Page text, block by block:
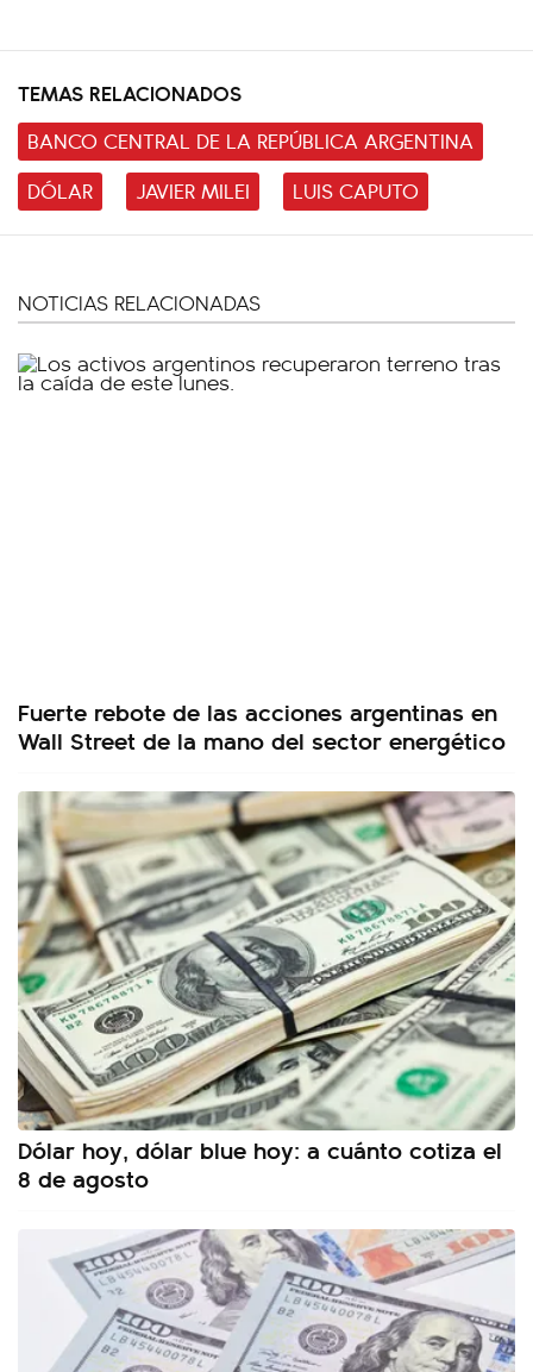
TEMAS RELACIONADOS
BANCO CENTRAL DE LA REPÚBLICA ARGENTINA
DÓLAR
JAVIER MILEI LUIS CAPUTO
NOTICIAS RELACIONADAS
Fuerte rebote de las acciones argentinas en
Wall Street de la mano del sector energético
Dólar hoy, dólar blue hoy: a cuánto cotiza el
8 de agosto